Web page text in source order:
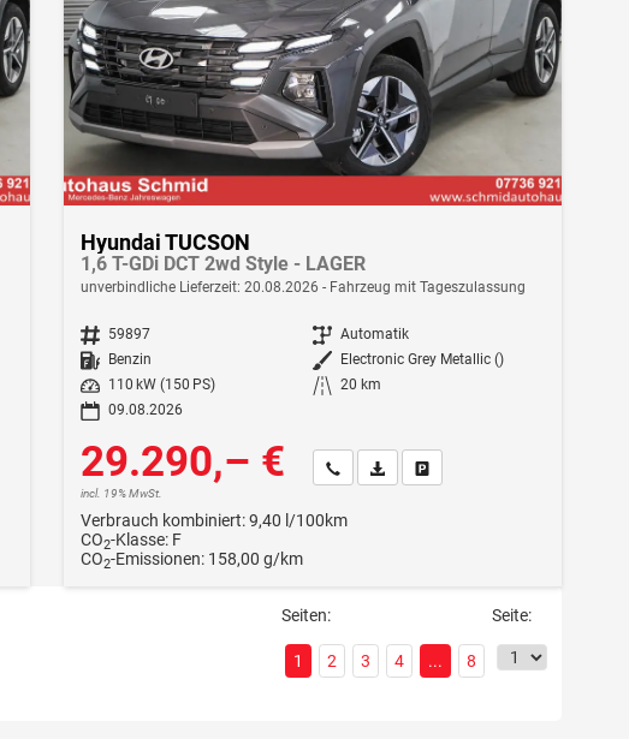
Hyundai TUCSON
1,6 T-GDi DCT 2wd Style - LAGER
unverbindliche Lieferzeit: 20.08.2026 Fahrzeug mit Tageszulassung
Fahrzeugnr. 59897 Getriebe Automatik
Kraftstoff
Benzin Außenfarbe
Electronic Grey Metallic ()
Leistung
110 kW (150 PS) Kilometerstand 20 km
09.08.2026
29.290,– €
incl. 19% MwSt.
Wir rufen Sie an
Fahrzeugexposé (PDF)
Fahrzeug parken
Verbrauch kombiniert:9,40 l/100km
CO2-Klasse: F
CO2-Emissionen: 158,00 g/km
Seite:
Seiten:
1 2 3 4 ... 8